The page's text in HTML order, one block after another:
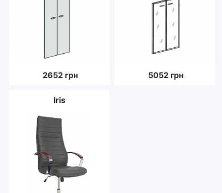
2652 грн 5052 грн
Iris